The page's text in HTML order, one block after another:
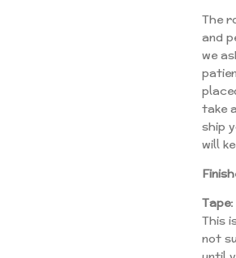
The
and
we
take
ship
will
Tape:
This
not